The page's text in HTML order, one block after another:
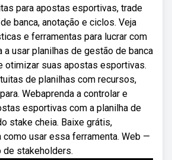
para apostas esportivas, trade
banca, anotação e ciclos. Veja
e ferramentas para lucrar com
a usar planilhas de gestão de banca
otimizar suas apostas esportivas.
de planilhas com recursos,
Webaprenda a controlar e
esportivas com a planilha de
stake cheia. Baixe grátis,
usar essa ferramenta. Web —
de stakeholders.